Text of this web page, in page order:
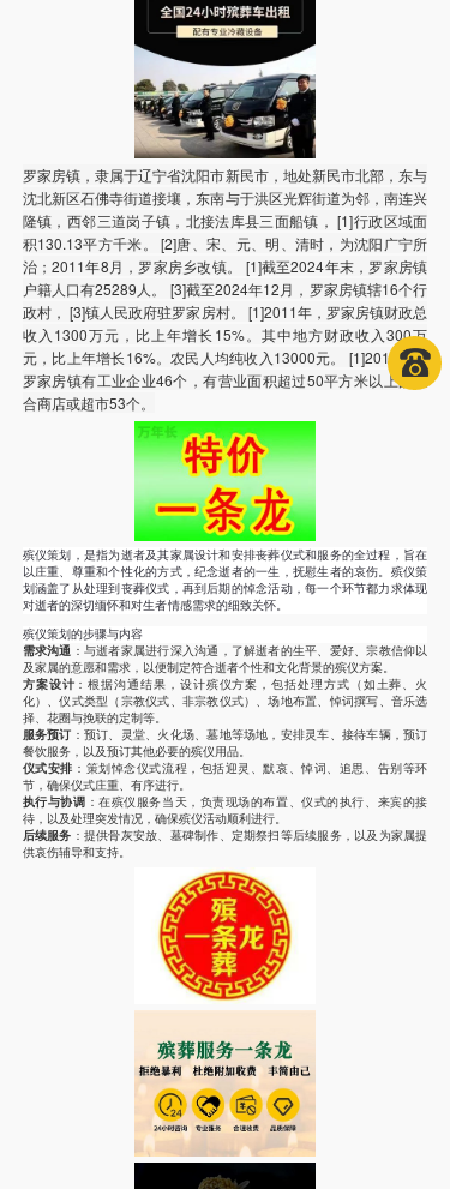
罗家房镇，隶属于辽宁省沈阳市新民市，地处新民市北部，东与
沈北新区石佛寺街道接壤，东南与于洪区光辉街道为邻，南连兴
隆镇，西邻三道岗子镇，北接法库县三面船镇， [1]行政区域面
积130.13平方千米。 [2]唐、宋、元、明、清时，为沈阳广宁所
治；2011年8月，罗家房乡改镇。 [1]截至2024年末，罗家房镇
户籍人口有25289人。 [3]截至2024年12月，罗家房镇辖16个行
政村， [3]镇人民政府驻罗家房村。 [1]2011年，罗家房镇财政总
收入1300万元，比上年增长15%。其中地方财政收入300万
元，比上年增长16%。农民人均纯收入13000元。 [1]2018年，
罗家房镇有工业企业46个，有营业面积超过50平方米以上的综
合商店或超市53个。
殡仪策划，是指为逝者及其家属设计和安排丧葬仪式和服务的全过程，旨在
以庄重、尊重和个性化的方式，纪念逝者的一生，抚慰生者的哀伤。殡仪策
划涵盖了从处理到丧葬仪式，再到后期的悼念活动，每一个环节都力求体现
对逝者的深切缅怀和对生者情感需求的细致关怀。
殡仪策划的步骤与内容
需求沟通 ：与逝者家属进行深入沟通，了解逝者的生平、爱好、宗教信仰以
及家属的意愿和需求，以便制定符合逝者个性和文化背景的殡仪方案。
方案设计 ：根据沟通结果，设计殡仪方案，包括处理方式（如土葬、火
化）、仪式类型（宗教仪式、非宗教仪式）、场地布置、悼词撰写、音乐选
择、花圈与挽联的定制等。
服务预订 ：预订、灵堂、火化场、墓地等场地，安排灵车、接待车辆，预订
餐饮服务，以及预订其他必要的殡仪用品。
仪式安排 ：策划悼念仪式流程，包括迎灵、默哀、悼词、追思、告别等环
节，确保仪式庄重、有序进行。
执行与协调 ：在殡仪服务当天，负责现场的布置、仪式的执行、来宾的接
待，以及处理突发情况，确保殡仪活动顺利进行。
后续服务 ：提供骨灰安放、墓碑制作、定期祭扫等后续服务，以及为家属提
供哀伤辅导和支持。